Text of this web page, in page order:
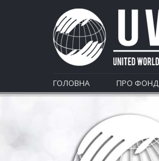
ГОЛОВНА ПРО ФОНД